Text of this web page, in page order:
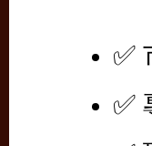
✅
✅